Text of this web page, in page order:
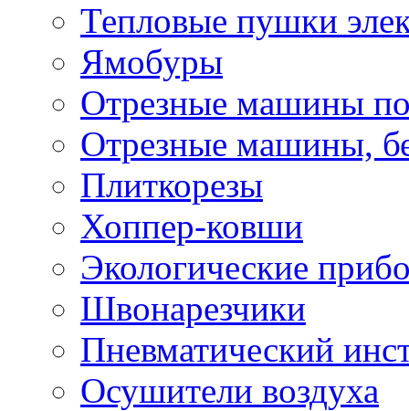
Тепловые пушки
Ямобуры
Отрезные машины
Отрезные машины,
Плиткорезы
Хоппер-ковши
Экологические
Швонарезчики
Пневматический
Осушители воздуха